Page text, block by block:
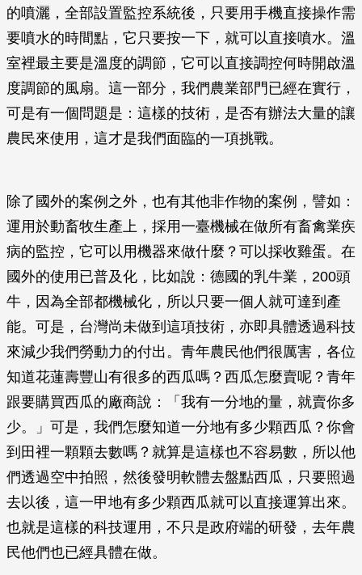
的噴灑，全部設置監控系統後，只要用手機直接操作需
要噴水的時間點，它只要按一下，就可以直接噴水。溫
室裡最主要是溫度的調節，它可以直接調控何時開啟溫
度調節的風扇。這一部分，我們農業部門已經在實行，
可是有一個問題是：這樣的技術，是否有辦法大量的讓
農民來使用，這才是我們面臨的一項挑戰。
除了國外的案例之外，也有其他非作物的案例，譬如：
運用於動畜牧生產上，採用一臺機械在做所有畜禽業疾
病的監控，它可以用機器來做什麼？可以採收雞蛋。在
國外的使用已普及化，比如說：德國的乳牛業，200頭
牛，因為全部都機械化，所以只要一個人就可達到產
能。可是，台灣尚未做到這項技術，亦即具體透過科技
來減少我們勞動力的付出。青年農民他們很厲害，各位
知道花蓮壽豐山有很多的西瓜嗎？西瓜怎麼賣呢？青年
跟要購買西瓜的廠商說：「我有一分地的量，就賣你多
少。」可是，我們怎麼知道一分地有多少顆西瓜？你會
到田裡一顆顆去數嗎？就算是這樣也不容易數，所以他
們透過空中拍照，然後發明軟體去盤點西瓜，只要照過
去以後，這一甲地有多少顆西瓜就可以直接運算出來。
也就是這樣的科技運用，不只是政府端的研發，去年農
民他們也已經具體在做。